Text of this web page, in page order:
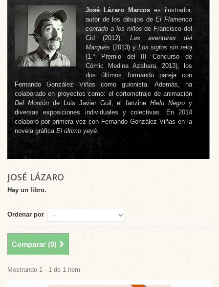
José Lázaro Marcos es ilustrador,
autor de los dibujos deEl Flamenco
contado a los niños de Francisco del
Cid (2012), Las aventuras del
Marqués (2013) y Los siglos sin reloj
(1.º Premio del III Concurso de
Cómic Medina Azahara, 2013), los
dos últimos formando pareja con
Fernando González Viñas como guionista. Además, ha
colaborado en proyectos como: el cortometraje de animación
Del Montónde Luis Javier Guil, el fanzineHielo Negro y
diversas exposiciones individuales y colectivas. En 2014
colaboró por primera vez con Fernando González Viñas en la
novela gráfica El último yeyé.
JOSÉ LÁZARO
Hay un libro.
Ordenar por
Comparar (0)
Mostrando 1 - 1 de 1 item